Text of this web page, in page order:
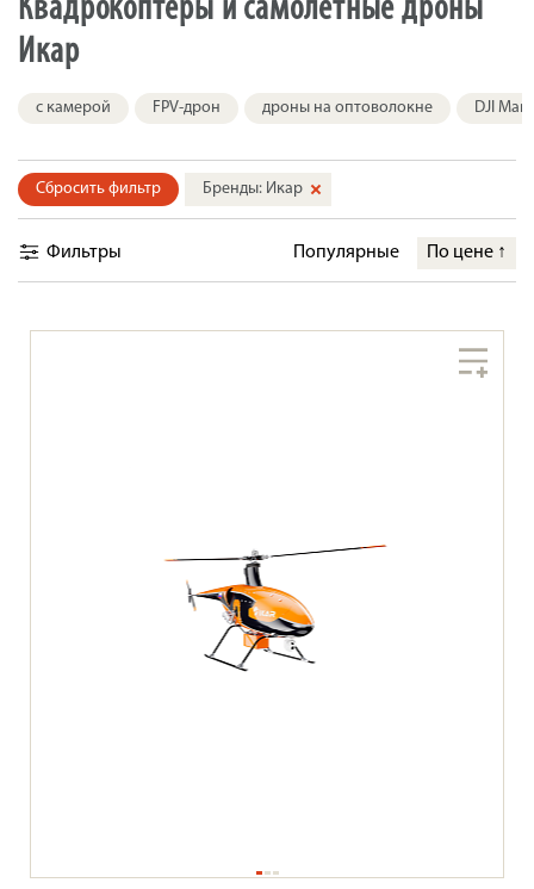
Квадрокоптеры и самолетные дроны
Икар
с камерой FPV-дрон дроны на оптоволокне DJI
Сбросить фильтр Бренды: Икар
Фильтры Популярные По цене ↑